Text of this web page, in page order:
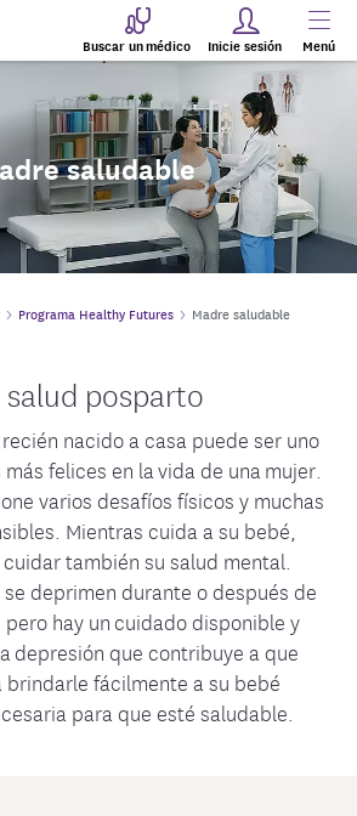
Buscar un médico Inicie sesión Menú
saludable
Programa Healthy Futures Madre saludable
salud posparto
nacido a casa puede ser uno
felices en la vida de una mujer.
varios desafíos físicos y muchas
Mientras cuida a su bebé,
también su salud mental.
deprimen durante o después de
hay un cuidado disponible y
depresión que contribuye a que
brindarle fácilmente a su bebé
para que esté saludable.